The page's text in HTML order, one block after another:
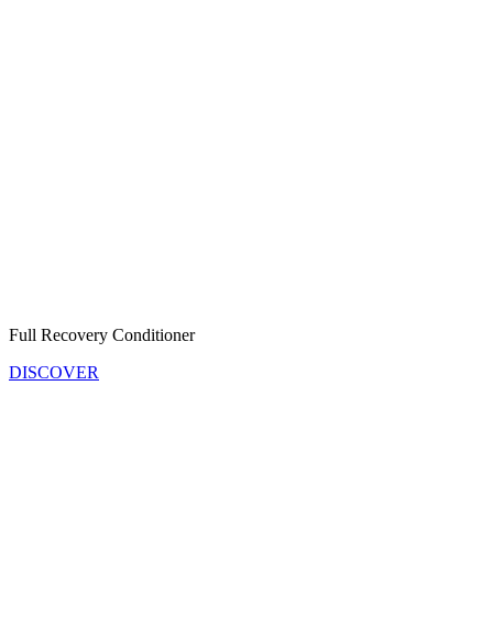
Full Recovery Conditioner
DISCOVER